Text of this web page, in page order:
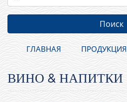
ГЛАВНАЯ ПРОДУКЦИЯ
ВИНО & НАПИТКИ